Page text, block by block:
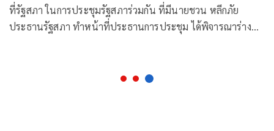
ที่รัฐสภา ในการประชุมรัฐสภาร่วมกัน ที่มีนายชวน หลีกภัย
ประธานรัฐสภา ทำหน้าที่ประธานการประชุม ได้พิจารณาร่าง